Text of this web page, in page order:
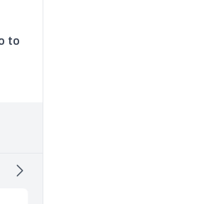
to